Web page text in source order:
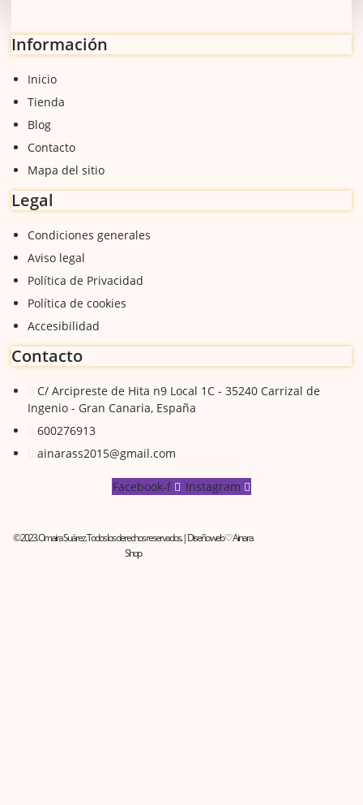
Información
Inicio
Tienda
Blog
Contacto
Mapa del sitio
Legal
Condiciones generales
Aviso legal
Política de Privacidad
Política de cookies
Accesibilidad
Contacto
C/ Arcipreste de Hita n9 Local 1C - 35240 Carrizal de
Ingenio - Gran Canaria, España
600276913
ainarass2015@gmail.com
Facebook-f Instagram
© 2023. Omaira Suárez. Todos los derechos reservados. | Diseño web ♡ Ainara
Shop